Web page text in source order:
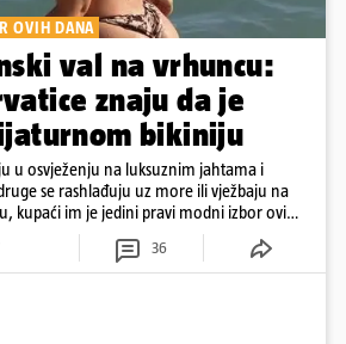
OVIH DANA
val na vrhuncu:
znaju da je
bikiniju
u osvježenju na luksuznim jahtama i
se rashlađuju uz more ili vježbaju na
kupaći im je jedini pravi modni izbor ovih
36